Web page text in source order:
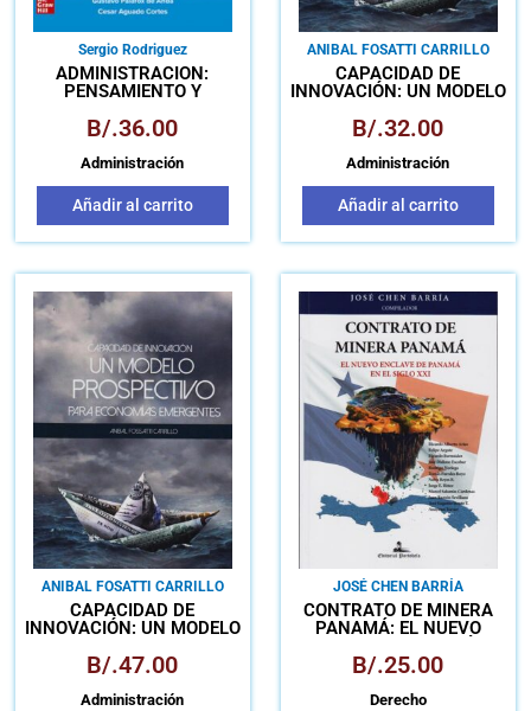
Sergio Rodriguez
ADMINISTRACIÓN:
PENSAMIENTO Y
ESTRATÉGICOS Y
ADMINISTRATIVOS
B/.36.00
Administración
Añadir al carrito
ANIBAL FOSATTI CARRILLO
CAPACIDAD DE
INNOVACIÓN: UN MODELO
ECONOMÍAS EMERGENTES
(TAPA BLANDA)
B/.32.00
Administración
Añadir al carrito
ANIBAL FOSATTI CARRILLO
CAPACIDAD DE
INNOVACIÓN: UN MODELO
ECONOMÍAS EMERGENTES
(TAPA DURA)
B/.47.00
Administración
JOSÉ CHEN BARRÍA
CONTRATO DE MINERA
PANAMÁ: EL NUEVO
EL SIGLO XXI
B/.25.00
Derecho